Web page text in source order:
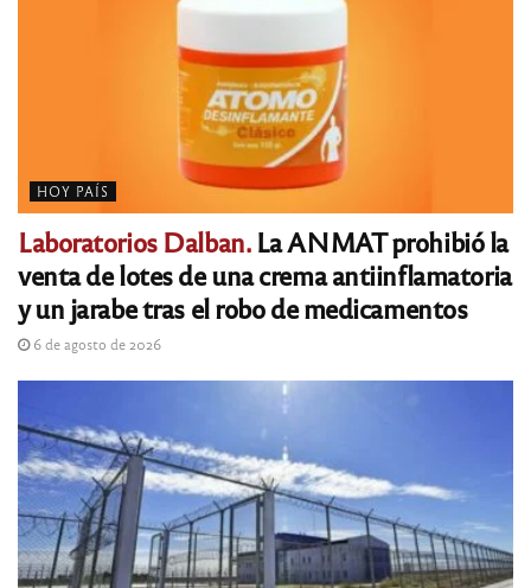
HOY PAÍS
Laboratorios Dalban.La ANMAT prohibió la
venta de lotes de una crema antiinflamatoria
y un jarabe tras el robo de medicamentos
6 de agosto de 2026